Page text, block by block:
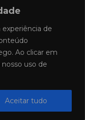
experiência de
Ao clicar em
uso de
Aceitar tudo
2024.
Themes .